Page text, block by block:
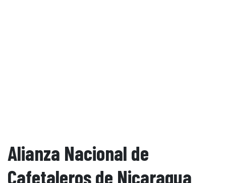
Alianza Nacional de
Cafetaleros de Nicaragua